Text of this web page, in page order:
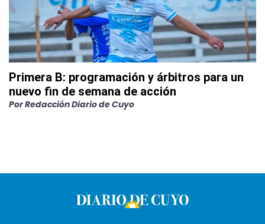
Primera B: programación y árbitros para un
nuevo fin de semana de acción
PorRedacción Diario de Cuyo